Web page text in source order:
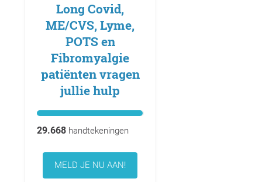
Long Covid,
ME/CVS, Lyme,
POTS en
Fibromyalgie
patiënten vragen
jullie hulp
29.668handtekeningen
MELD JE NU AAN!